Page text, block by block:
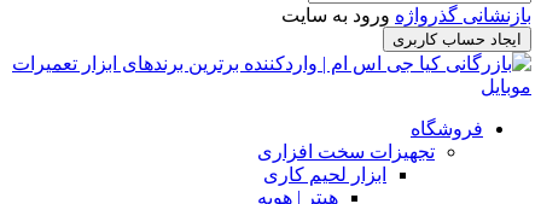
بازنشانی گذرواژه ورود به سایت
ایجاد حساب کاربری
فروشگاه
تجهیزات سخت افزاری
ابزار لحیم کاری
هیتر | هویه